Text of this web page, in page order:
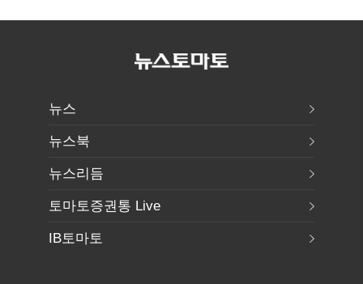
수사자격 배제'
의결…본회의
해지하라"...
뉴스
뉴스북
뉴스리듬
토마토증권통 Live
IB토마토